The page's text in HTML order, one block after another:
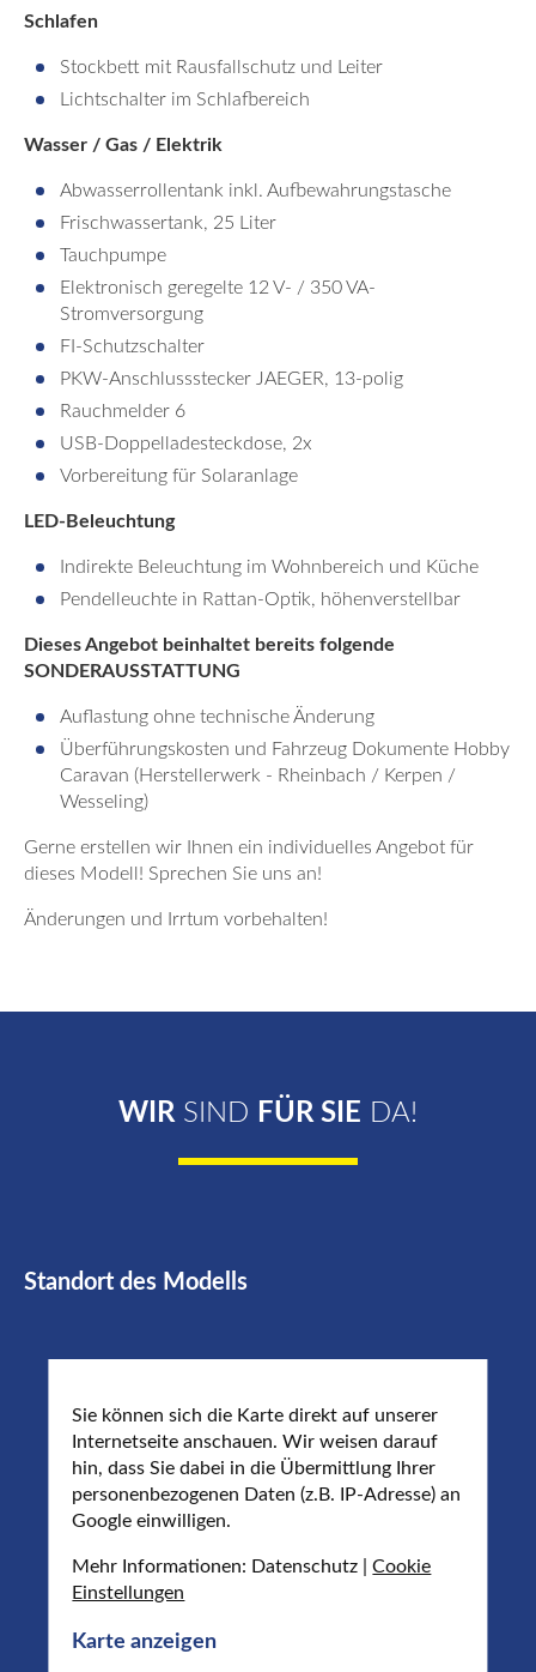
Schlafen
Stockbett mit Rausfallschutz und Leiter
Lichtschalter im Schlafbereich
Wasser / Gas / Elektrik
Abwasserrollentank inkl. Aufbewahrungstasche
Frischwassertank, 25 Liter
Tauchpumpe
Elektronisch geregelte 12 V- / 350 VA-
Stromversorgung
FI-Schutzschalter
PKW-Anschlussstecker JAEGER, 13-polig
Rauchmelder 6
USB-Doppelladesteckdose, 2x
Vorbereitung für Solaranlage
LED-Beleuchtung
Indirekte Beleuchtung im Wohnbereich und Küche
Pendelleuchte in Rattan-Optik, höhenverstellbar
Dieses Angebot beinhaltet bereits folgende
SONDERAUSSTATTUNG
Auflastung ohne technische Änderung
Überführungskosten und Fahrzeug Dokumente Hobby
Caravan (Herstellerwerk - Rheinbach / Kerpen /
Wesseling)
Gerne erstellen wir Ihnen ein individuelles Angebot für
dieses Modell! Sprechen Sie uns an!
Änderungen und Irrtum vorbehalten!
WIRSIND FÜR SIE DA!
Standort des Modells
Sie können sich die Karte direkt auf unserer
Internetseite anschauen. Wir weisen darauf
hin, dass Sie dabei in die Übermittlung Ihrer
personenbezogenen Daten (z.B. IP-Adresse) an
Google einwilligen.
Mehr Informationen: Datenschutz |Cookie
Einstellungen
Karte anzeigen